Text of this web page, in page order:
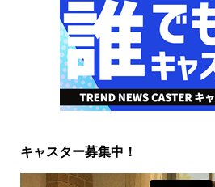
キャスター募集中！